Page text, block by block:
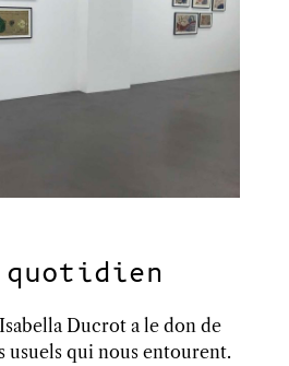
quotidien
Ducrot a le don de
usuels qui nous entourent.